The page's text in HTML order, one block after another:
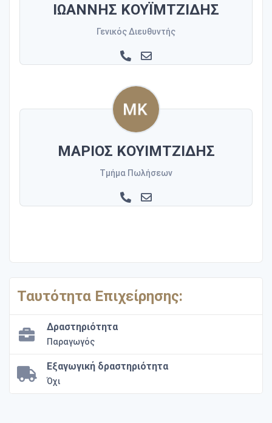
ΙΩΑΝΝΗΣ ΚΟΥΪΜΤΖΙΔΗΣ
Γενικός Διευθυντής
ΜΑΡΙΟΣ ΚΟΥΙΜΤΖΙΔΗΣ
Τμήμα Πωλήσεων
Ταυτότητα Επιχείρησης:
Δραστηριότητα
Παραγωγός
Εξαγωγική δραστηριότητα
Όχι